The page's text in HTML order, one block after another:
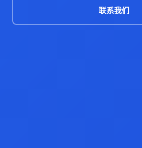
联系我们